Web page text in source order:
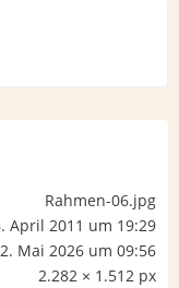
Rahmen-06.jpg
April 2011 um 19:29
Mai 2026 um 09:56
2.282 × 1.512 px